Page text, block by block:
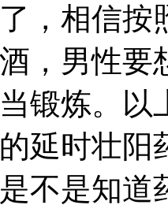
，相信按
，男性
锻炼。以
延时壮阳
不是知道